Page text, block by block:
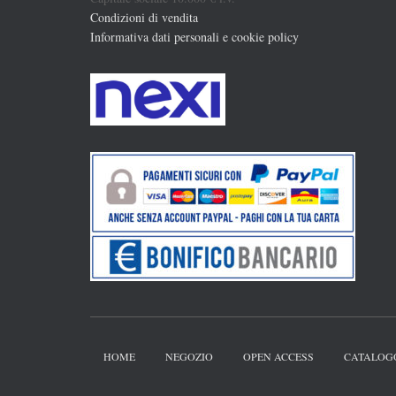
Condizioni di vendita
Informativa dati personali e cookie policy
HOME NEGOZIO OPEN ACCESS